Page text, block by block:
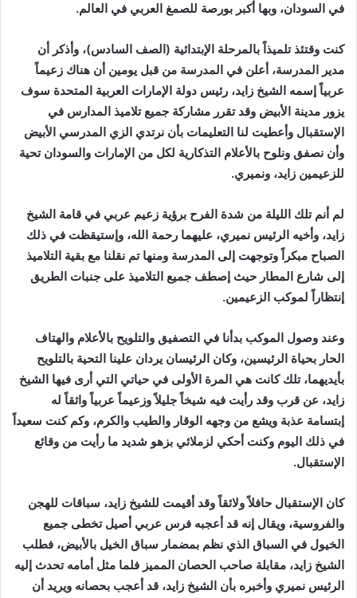
في السودان، وبها أكبر بورصة للصمغ العربي في العالم.
كنت وقتئذ تلميذاً بالمرحلة الإبتدائية (الصف السادس)، وأذكر أن
مدير المدرسة، أعلن في المدرسة من قبل يومين أن هناك زعيماً
عربياً إسمه الشيخ زايد، رئيس دولة الإمارات العربية المتحدة سوف
يزور مدينة الأبيض وقد تقرر مشاركة جميع تلاميذ المدارس في
الإستقبال وأعطيت لنا التعليمات بأن نرتدي الزي المدرسي الأبيض
وأن نصفق ونلوح بالأعلام التذكارية لكل من الإمارات والسودان تحية
للزعيمين زايد، ونميري.
لم أنم تلك الليلة من شدة الفرح برؤية زعيم عربي في قامة الشيخ
زايد، وأخيه الرئيس نميري، عليهما رحمة الله، وإستيقظت في ذلك
الصباح مبكراً وتوجهت إلى المدرسة ومنها تم نقلنا مع بقية التلاميذ
إلى شارع المطار حيث إصطف جميع التلاميذ على جنبات الطريق
إنتظاراً لموكب الزعيمين.
وعند وصول الموكب بدأنا في التصفيق والتلويح بالأعلام والهتاف
الحار بحياة الرئيسين، وكان الرئيسان يردان علينا التحية بالتلويح
بأيديهما، تلك كانت هي المرة الأولى في حياتي التي أرى فيها الشيخ
زايد، عن قرب وقد رأيت فيه شيخاً جليلاً وزعيماً عربياً واثقاً له
إبتسامة عذبة ويشع من وجهه الوقار والطيب والكرم، وكم كنت سعيداً
في ذلك اليوم وكنت أحكي لزملائي بزهو شديد ما رأيت من وقائع
الإستقبال.
كان الإستقبال حافلاً ولائقاً وقد أقيمت للشيخ زايد، سباقات للهجن
والفروسية، ويقال إنه قد أعجبه فرس عربي أصيل تخطى جميع
الخيول في السباق الذي نظم بمضمار سباق الخيل بالأبيض، فطلب
الشيخ زايد، مقابلة صاحب الحصان المميز فلما مثل أمامه تحدث إليه
الرئيس نميري وأخبره بأن الشيخ زايد، قد أعجب بحصانه ويريد أن